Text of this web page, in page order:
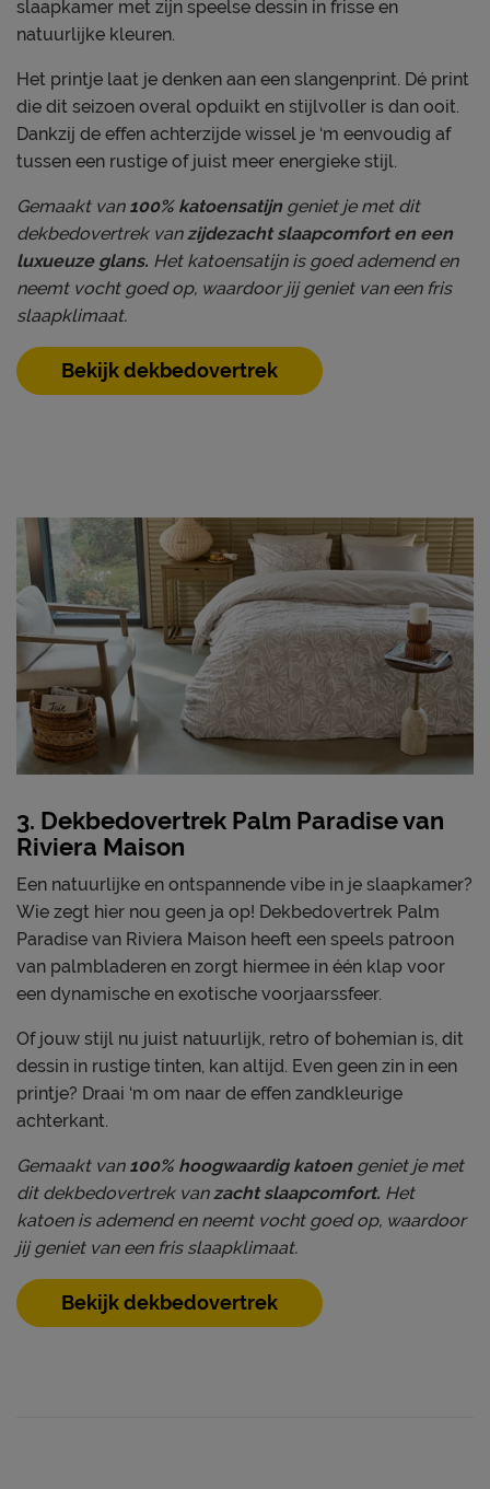
slaapkamer met zijn speelse dessin in frisse en
natuurlijke kleuren.
Het printje laat je denken aan een slangenprint. Dé print
die dit seizoen overal opduikt en stijlvoller is dan ooit.
Dankzij de effen achterzijde wissel je ‘m eenvoudig af
tussen een rustige of juist meer energieke stijl.
Gemaakt van 100% katoensatijngeniet je met dit
dekbedovertrek vanzijdezacht slaapcomfort en een
luxueuze glans. Het katoensatijn is goed ademend en
neemt vocht goed op, waardoor jij geniet van een fris
slaapklimaat.
Bekijk dekbedovertrek
3. Dekbedovertrek Palm Paradise van
Riviera Maison
Een natuurlijke en ontspannende vibe in je slaapkamer?
Wie zegt hier nou geen ja op! Dekbedovertrek Palm
Paradise van Riviera Maison heeft een speels patroon
van palmbladeren en zorgt hiermee in één klap voor
een dynamische en exotische voorjaarssfeer.
Of jouw stijl nu juist natuurlijk, retro of bohemian is, dit
dessin in rustige tinten, kan altijd. Even geen zin in een
printje? Draai ‘m om naar de effen zandkleurige
achterkant.
Gemaakt van 100% hoogwaardig katoengeniet je met
dit dekbedovertrek vanzacht slaapcomfort. Het
katoen is ademend en neemt vocht goed op, waardoor
jij geniet van een fris slaapklimaat.
Bekijk dekbedovertrek